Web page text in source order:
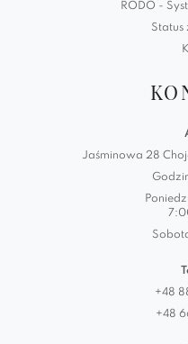
RODO -
Status
Jaśminowa 28
+48
+48